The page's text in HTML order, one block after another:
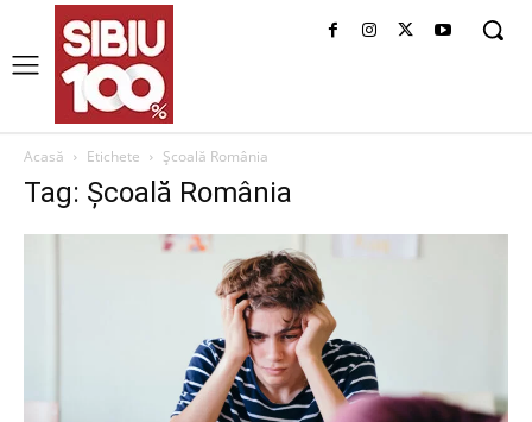
Acasă Etichete Școală România
Tag: Școală România